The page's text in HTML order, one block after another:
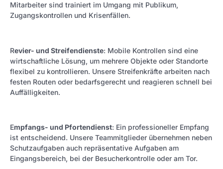
Mitarbeiter sind trainiert im Umgang mit Publikum,
Zugangskontrollen und Krisenfällen.
Revier- und Streifendienste: Mobile Kontrollen sind eine
wirtschaftliche Lösung, um mehrere Objekte oder Standorte
flexibel zu kontrollieren. Unsere Streifenkräfte arbeiten nach
festen Routen oder bedarfsgerecht und reagieren schnell bei
Auffälligkeiten.
Empfangs- und Pfortendienst: Ein professioneller Empfang
ist entscheidend. Unsere Teammitglieder übernehmen neben
Schutzaufgaben auch repräsentative Aufgaben am
Eingangsbereich, bei der Besucherkontrolle oder am Tor.